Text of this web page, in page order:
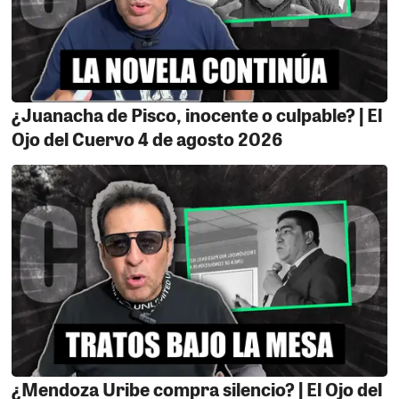
5- LA SILLA DE RUEDAS.
Un conocido chichiricoso que
gusta pintarla de buenito le pidió a una importante
autoridad de nuestra región que le regala dos sillas de
ruedas para donarlas. Una de estas sillas fue
entregada a una persona del distrito de Santiago, la
otra la vendió este inescrupuloso personaje. Este dato
aprovechó de la angurria del Chichiricoso porque
prácticamente se la vendió a precio de remate. Ayayyyyy
nadie cambia a este Chichiricoso que esta
acostumbrado a pedir y a pedir con el cuento de la
ayuda social y siempre jala agua para su molino. Y no
estamos hablando de Santana.
6- EL MAESTRO.La "leyenda del periodismo" Pool
Mayer, alucinaba en su oficina de la Plaza de Armas
hablando de sus pulpillos en el periodismo aquellos
colegas que deberían de decirle maestro. Las lista es
¿Juanacha de Pisco, inocente o culpable? | El
Ojo del Cuervo 4 de agosto 2026
¿Mendoza Uribe compra silencio? | El Ojo del